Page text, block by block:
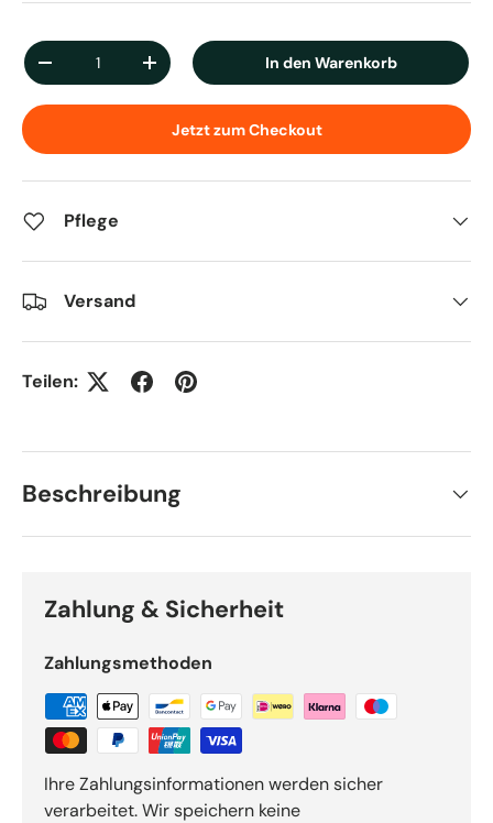
Anzahl
Menge verringernMenge erhöhen In den Warenkorb
Jetzt zum Checkout
Pflege
Versand
Teilen:
Beschreibung
Zahlung & Sicherheit
Zahlungsmethoden
Ihre Zahlungsinformationen werden sicher
verarbeitet. Wir speichern keine